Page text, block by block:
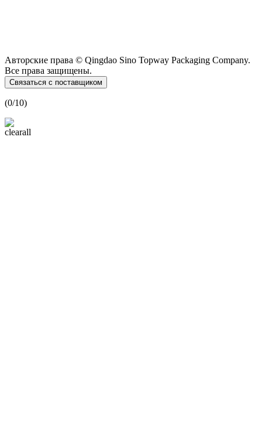
Авторские права © Qingdao Sino Topway Packaging Company.
Все права защищены.
Связаться с поставщиком
(0/10)